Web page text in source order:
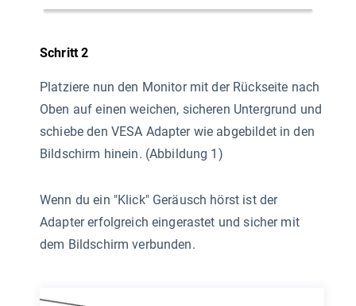
Schritt 2
Platziere nun den Monitor mit der Rückseite nach
Oben auf einen weichen, sicheren Untergrund und
schiebe den VESA Adapter wie abgebildet in den
Bildschirm hinein. (Abbildung 1)
Wenn du ein "Klick" Geräusch hörst ist der
Adapter erfolgreich eingerastet und sicher mit
dem Bildschirm verbunden.